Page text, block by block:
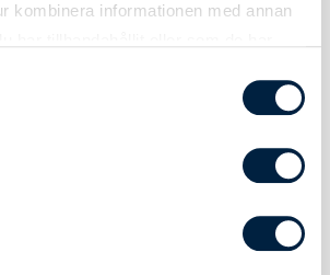
kombinera informationen med annan
59 cm Längd: 76 cm